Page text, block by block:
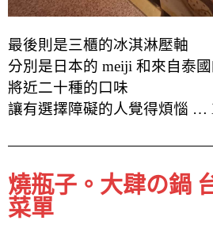
最後則是三櫃的冰淇淋壓軸
分別是日本的 meiji 和來自泰
將近二十種的口味
讓有選擇障礙的人覺得煩惱 …
燒瓶子。大肆の鍋
菜單